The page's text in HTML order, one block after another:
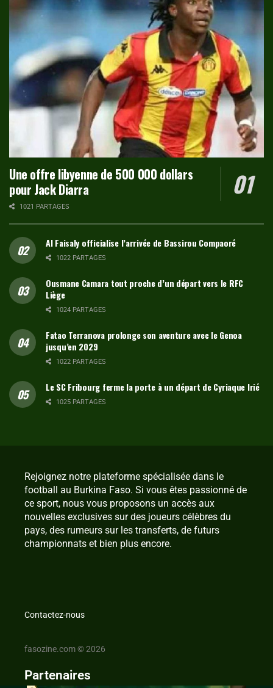
Une offre libyenne de 500 000 dollars
pour Jack Diarra
1021 PARTAGES
Al Faisaly officialise l’arrivée de Bassirou Compaoré
1022 PARTAGES
Ousmane Camara tout proche d’un départ vers le RFC
Liège
1024 PARTAGES
Fatao Terranova prolonge son aventure avec le Genoa
jusqu’en 2029
1022 PARTAGES
Le SC Fribourg ferme la porte à un départ de Cyriaque Irié
1025 PARTAGES
Rejoignez notre plateforme spécialisée dans le
football au Burkina Faso. Si vous êtes passionné de
ce sport, nous vous proposons un accès aux
nouvelles exclusives sur des joueurs célèbres du
pays, des rumeurs sur les transferts, de futurs
championnats et bien plus encore.
Contactez-nous
fasozine.com © 2026
Partenaires